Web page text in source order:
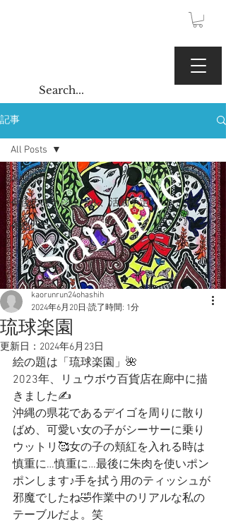
記事
All Posts
今後のスケジュール、活動予定
作品について
All Posts
琉球楽園
kaorunrun24ohashih
2024年6月20日 読了時間: 1分
更新日： 2024年6月23日
絵の題は「琉球楽園」🌺
2023年、リュウボウ百貨店在廊中に描
きました✍️
沖縄の県花であるデイゴを周りに散り
ばめ、可愛い女の子がシーサーに乗り
ウットリ🥰女の子の頬紅を入れる時は
慎重に…慎重に…最後に朱肉を使いポン
ポンします♪手を拭う用のティッシュが
邪魔でしたね🤣作業中のリアルな私の
テーブルだよ。笑